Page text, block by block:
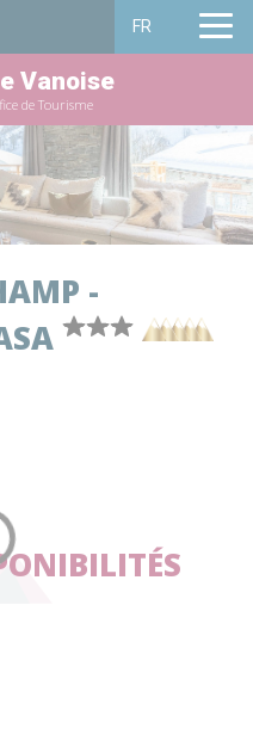
FR
Vanoise
de Tourisme
-